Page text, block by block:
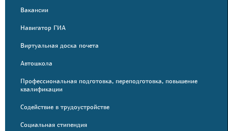
Вакансии
Навигатор ГИА
Виртуальная доска почета
Автошкола
Профессиональная подготовка, переподготовка, повышение
квалификации
Содействие в трудоустройстве
Социальная стипендия